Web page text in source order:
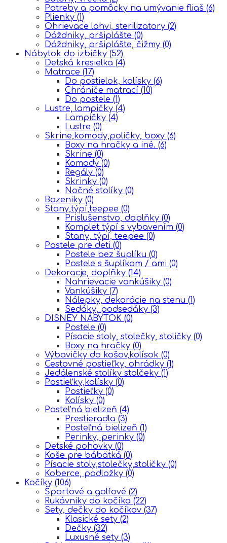
Potreby a pomôcky na umývanie fliaš (6)
Plienky (1)
Ohrievace lahvi, sterilizatory (2)
Dáždniky, pršiplášte (0)
Dáždniky, pršiplášte, čižmy (0)
Nábytok do izbičky (52)
Detská kresielka (4)
Matrace (17)
Do postielok, kolísky (6)
Chrániče matrací (10)
Do postele (1)
Lustre, lampičky (4)
Lampičky (4)
Lustre (0)
Skrine,komody,poličky, boxy (6)
Boxy na hračky a iné. (6)
Skrine (0)
Komody (0)
Regály (0)
Skrinky (0)
Nočné stolíky (0)
Bazeniky (0)
Stany,týpí,teepee (0)
Prislušenstvo, doplňky (0)
Komplet týpí s vybavením (0)
Stany, týpí, teepee (0)
Postele pre deti (0)
Postele bez šuplíku (0)
Postele s šuplíkom / ami (0)
Dekoracje, doplňky (14)
Nahrievacie vankúšiky (0)
Vankúšiky (7)
Nálepky, dekorácie na stenu (1)
Sedáky, podsedáky (3)
DISNEY NÁBYTOK (0)
Postele (0)
Písacie stoly, stolečky, stoličky (0)
Boxy na hračky (0)
Výbavičky do košov,kolísok (0)
Cestovné postieľky, ohrádky (1)
Jedálenské stolíky stolčeky (1)
Postieľky,kolísky (0)
Postieľky (0)
Kolísky (0)
Posteľná bielizeň (4)
Prestieradla (3)
Posteľná bielizeň (1)
Perinky, perinky (0)
Detské pohovky (0)
Koše pre bábätká (0)
Písacie stoly,stolečky,stoličky (0)
Koberce, podložky (0)
Kočíky (106)
Športové a golfové (2)
Rukávniky do kočíka (22)
Sety, dečky do kočíkov (37)
Klasické sety (2)
Dečky (32)
Luxusné sety (3)